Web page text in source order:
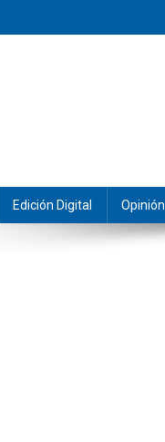
Edición Digital Opinión